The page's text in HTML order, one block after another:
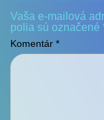
Vaša e-mailová
polia sú označené
Komentár *